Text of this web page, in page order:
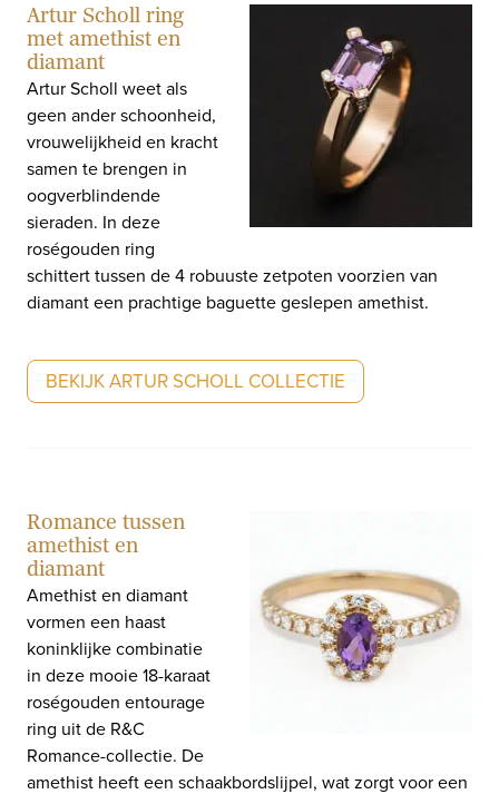
Artur Scholl ring
met amethist en
diamant
Artur Scholl weet als
geen ander schoonheid,
vrouwelijkheid en kracht
samen te brengen in
oogverblindende
sieraden. In deze
roségouden ring
schittert tussen de 4 robuuste zetpoten voorzien van
diamant een prachtige baguette geslepen amethist.
BEKIJK ARTUR SCHOLL COLLECTIE
Romance tussen
amethist en
diamant
Amethist en diamant
vormen een haast
koninklijke combinatie
in deze mooie 18-karaat
roségouden entourage
ring uit de R&C
Romance-collectie. De
amethist heeft een schaakbordslijpel, wat zorgt voor een